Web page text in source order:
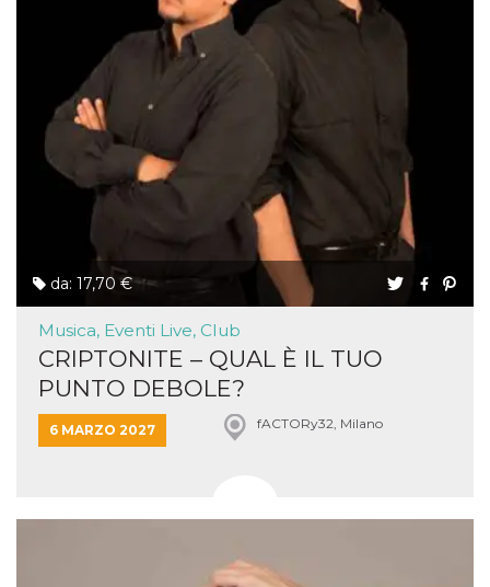
da: 17,70 €
Musica, Eventi Live, Club
CRIPTONITE – QUAL È IL TUO
PUNTO DEBOLE?
6 MARZO 2027 fACTORy32, Milano